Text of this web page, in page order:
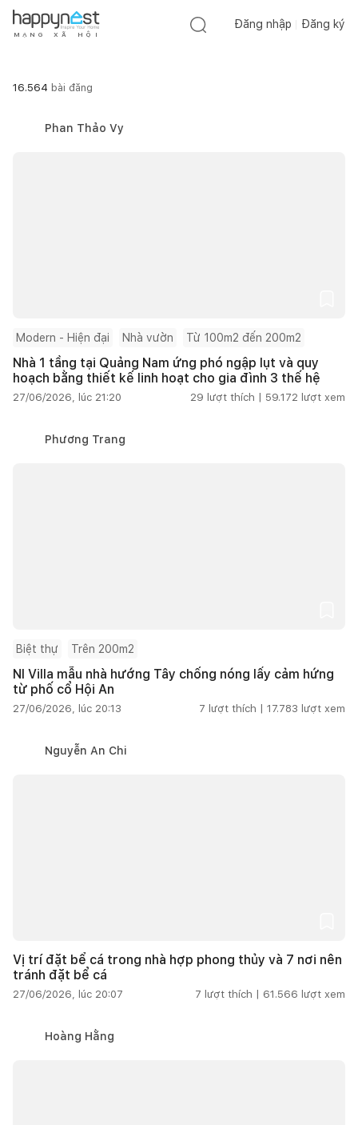
M Ạ N G X Ã H Ộ I
Đăng nhập Đăng ký
16.564 bài đăng
Phan Thảo Vy
Modern - Hiện đại Nhà vườn Từ 100m2 đến 200m2
Nhà 1 tầng tại Quảng Nam ứng phó ngập lụt và quy
hoạch bằng thiết kế linh hoạt cho gia đình 3 thế hệ
27/06/2026, lúc 21:20 29 lượt thích | 59.172 lượt xem
Phương Trang
Biệt thự Trên 200m2
NI Villa mẫu nhà hướng Tây chống nóng lấy cảm hứng
từ phố cổ Hội An
27/06/2026, lúc 20:13 7 lượt thích | 17.783 lượt xem
Nguyễn An Chi
Vị trí đặt bể cá trong nhà hợp phong thủy và 7 nơi nên
tránh đặt bể cá
27/06/2026, lúc 20:07 7 lượt thích | 61.566 lượt xem
Hoàng Hằng